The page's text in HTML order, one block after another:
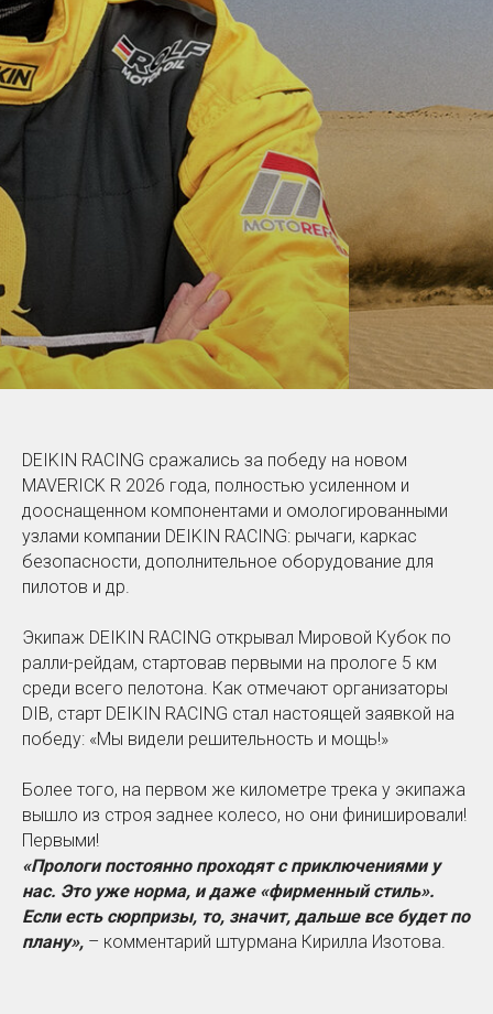
DEIKIN RACING сражались за победу на новом
MAVERICK R 2026 года, полностью усиленном и
дооснащенном компонентами и омологированными
узлами компании DEIKIN RACING: рычаги, каркас
безопасности, дополнительное оборудование для
пилотов и др.
Экипаж DEIKIN RACING открывал Мировой Кубок по
ралли-рейдам, стартовав первыми на прологе 5 км
среди всего пелотона. Как отмечают организаторы
DIB, старт DEIKIN RACING стал настоящей заявкой на
победу: «Мы видели решительность и мощь!»
Более того, на первом же километре трека у экипажа
вышло из строя заднее колесо, но они финишировали!
Первыми!
«Прологи постоянно проходят с приключениями у
нас. Это уже норма, и даже «фирменный стиль».
Если есть сюрпризы, то, значит, дальше все будет по
плану», – комментарий штурмана Кирилла Изотова.